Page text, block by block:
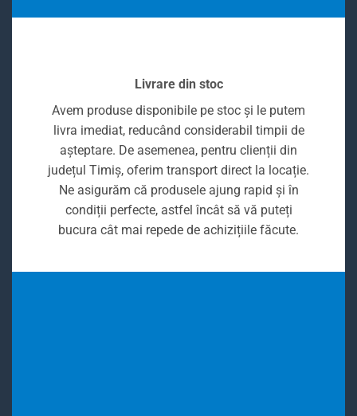
Livrare din stoc
Avem produse disponibile pe stoc și le putem
livra imediat, reducând considerabil timpii de
așteptare. De asemenea, pentru clienții din
județul Timiș, oferim transport direct la locație.
Ne asigurăm că produsele ajung rapid și în
condiții perfecte, astfel încât să vă puteți
bucura cât mai repede de achizițiile făcute.